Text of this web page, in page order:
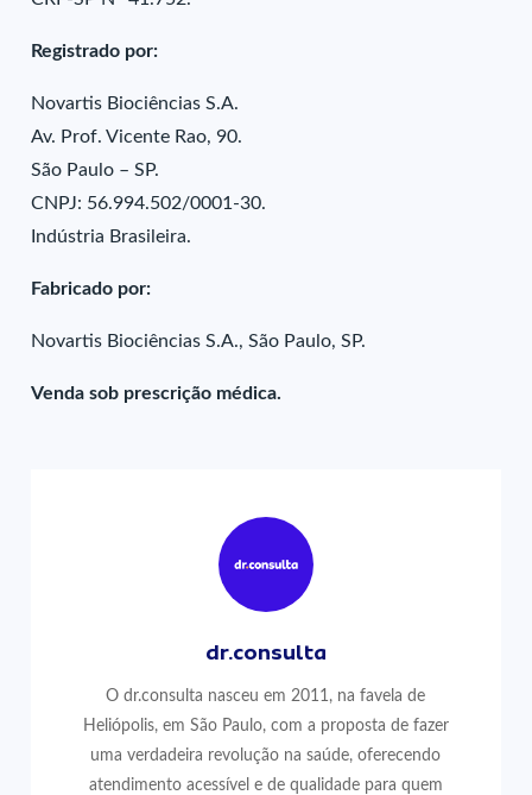
Registrado por:
Novartis Biociências S.A.
Av. Prof. Vicente Rao, 90.
São Paulo – SP.
CNPJ: 56.994.502/0001-30.
Indústria Brasileira.
Fabricado por:
Novartis Biociências S.A., São Paulo, SP.
Venda sob prescrição médica.
dr.consulta
O dr.consulta nasceu em 2011, na favela de
Heliópolis, em São Paulo, com a proposta de fazer
uma verdadeira revolução na saúde, oferecendo
atendimento acessível e de qualidade para quem